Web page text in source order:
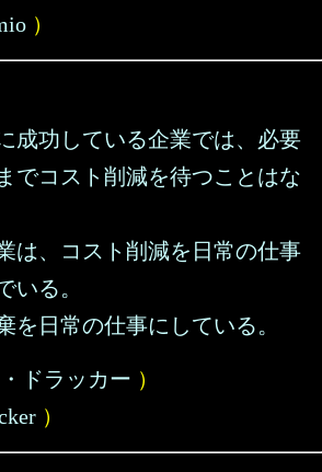
）
成功している企業では、必要
でコスト削減を待つことはな
は、コスト削減を日常の仕事
いる。
を日常の仕事にしている。
ドラッカー ）
）